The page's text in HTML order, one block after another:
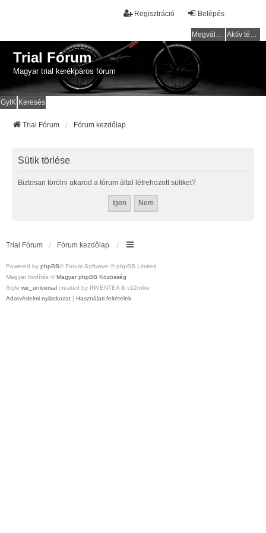
Belépés
Regisztráció
Megválaszolatlan témák Aktív témák
Trial Fórum
Magyar trial kerékpáros fórum
GyIK Keresés
Trial Fórum Fórum kezdőlap
Sütik törlése
Biztosan törölni akarod a fórum által létrehozott sütiket?
Trial Fórum Fórum kezdőlap
Powered by phpBB® Forum Software © phpBB Limited
Magyar fordítás © Magyar phpBB Közösség
Style we_universal created by INVENTEA & v12mike
Adatvédelmi nyilatkozat | Használati feltételek